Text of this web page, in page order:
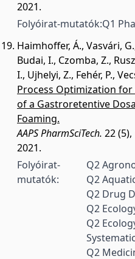
2021.
Folyóirat-mutatók:Q1
Haimhoffer, Á., Vasvári, G.
Budai, I., Czomba, Z.,
I., Ujhelyi, Z., Fehér, P.,
Process Optimization
of a Gastroretentive
Foaming.
AAPS PharmSciTech. 22
2021.
Folyóirat-
mutatók:
Q2
Q2
Q2 Drug
Q2
Q2
Q2